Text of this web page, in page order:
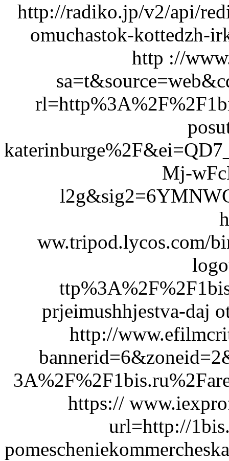
http://radiko.jp/v2/api/
omuchastok-kottedzh-
http ://
Mj-
ww.tripod.lycos.com/
prjeimushhjestva-daj
http://
https://
url=http://